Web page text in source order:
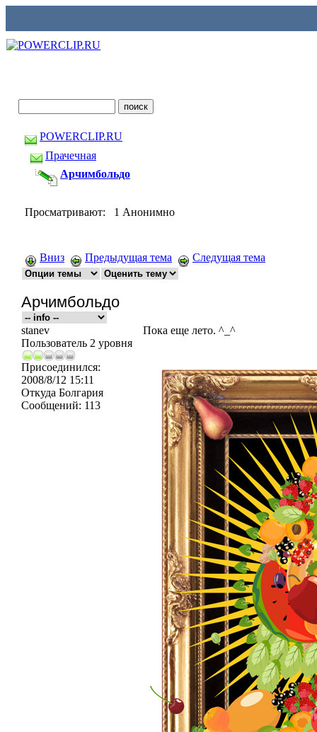
POWERCLIP.RU
Прачечная
Арчимбольдо
Просматривают: 1 Анонимно
Вниз Предыдущая тема Следущая тема
Арчимбольдо
stanev
Пользователь 2 уровня
Присоединился:
2008/8/12 15:11
Откуда Болгария
Сообщений: 113
Пока еще лето. ^_^